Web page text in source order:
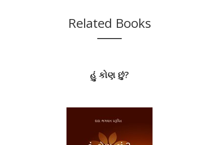
Related Books
હું કોણ છું?